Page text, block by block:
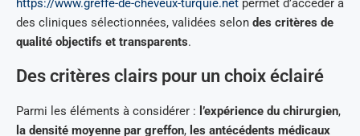
https://www.greffe-de-cheveux-turquie.net permet d’accéder à
des cliniques sélectionnées, validées selon des critères de
qualité objectifs et transparents.
Des critères clairs pour un choix éclairé
Parmi les éléments à considérer : l’expérience du chirurgien,
la densité moyenne par greffon, les antécédents médicaux